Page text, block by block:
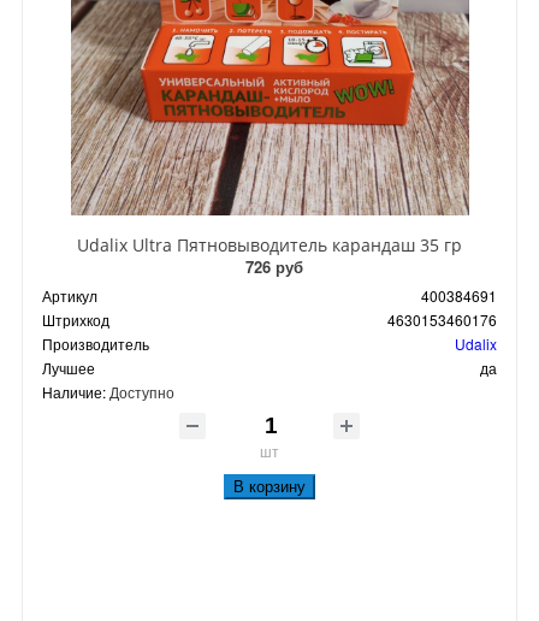
Udalix Ultra Пятновыводитель карандаш 35 гр
726 руб
Артикул
400384691
Штрихкод
4630153460176
Производитель
Udalix
Лучшее
да
Наличие: Доступно
шт
В корзину